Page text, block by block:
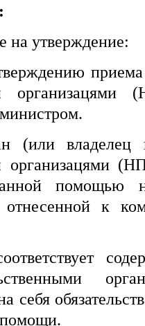
на утверждение:
приема
(или владелец
организацями
помощью
к
себя
помощи.